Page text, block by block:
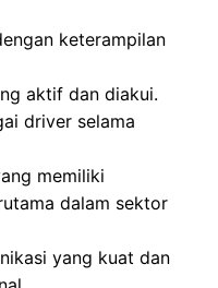
keterampilan
aktif dan diakui.
driver selama
memiliki
dalam sektor
yang kuat dan